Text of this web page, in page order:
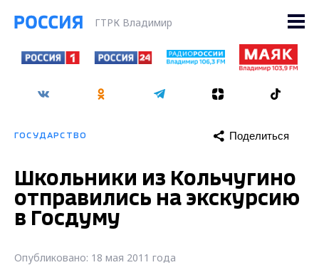
ГТРК Владимир
ГОСУДАРСТВО Поделиться
Школьники из Кольчугино
отправились на экскурсию
в Госдуму
Опубликовано: 18 мая 2011 года